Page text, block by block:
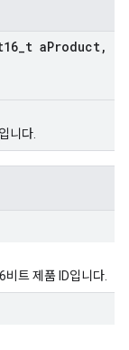
t aProduct,
니다.
트 제품 ID입니다.